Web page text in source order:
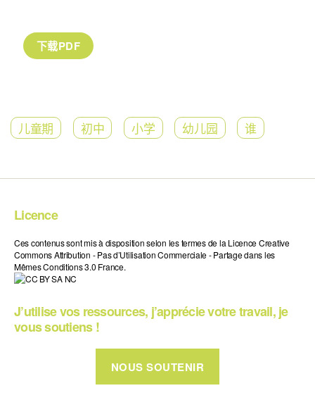
儿童期 初中 小学 幼儿园 谁
Licence
Ces contenus sont mis à disposition selon les termes de la Licence Creative
Commons Attribution - Pas d’Utilisation Commerciale - Partage dans les
Mêmes Conditions 3.0 France.
J’utilise vos ressources, j’apprécie votre travail, je
vous soutiens !
NOUS SOUTENIR